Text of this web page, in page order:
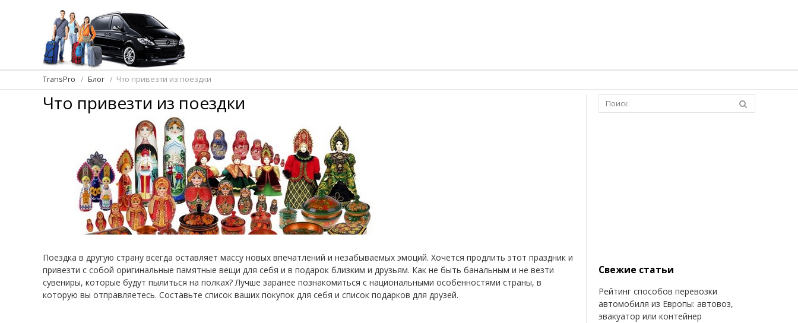
TransPro Блог Что привезти из поездки
Что привезти из поездки
Поездка в другую страну всегда оставляет массу новых впечатлений и незабываемых эмоций. Хочется продлить этот праздник и
привезти с собой оригинальные памятные вещи для себя и в подарок близким и друзьям. Как не быть банальным и не везти
сувениры, которые будут пылиться на полках? Лучше заранее познакомиться с национальными особенностями страны, в
которую вы отправляетесь. Составьте список ваших покупок для себя и список подарков для друзей.
Свежие статьи
Рейтинг способов перевозки
автомобиля из Европы: автовоз,
эвакуатор или контейнер